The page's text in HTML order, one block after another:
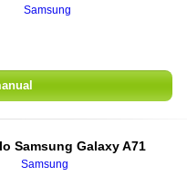
Samsung
Samsung Galaxy A71
Samsung